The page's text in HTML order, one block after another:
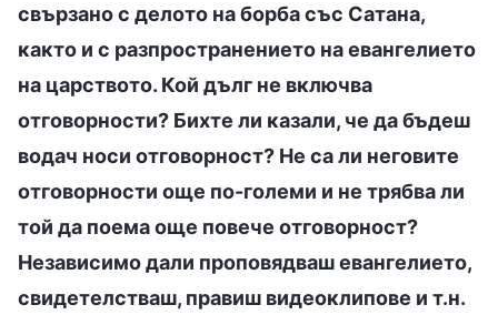
свързано с делото на борба със Сатана,
както и с разпространението на евангелието
на царството. Кой дълг не включва
отговорности? Бихте ли казали, че да бъдеш
водач носи отговорност? Не са ли неговите
отговорности още по-големи и не трябва ли
той да поема още повече отговорност?
Независимо дали проповядваш евангелието,
свидетелстваш, правиш видеоклипове и т.н.